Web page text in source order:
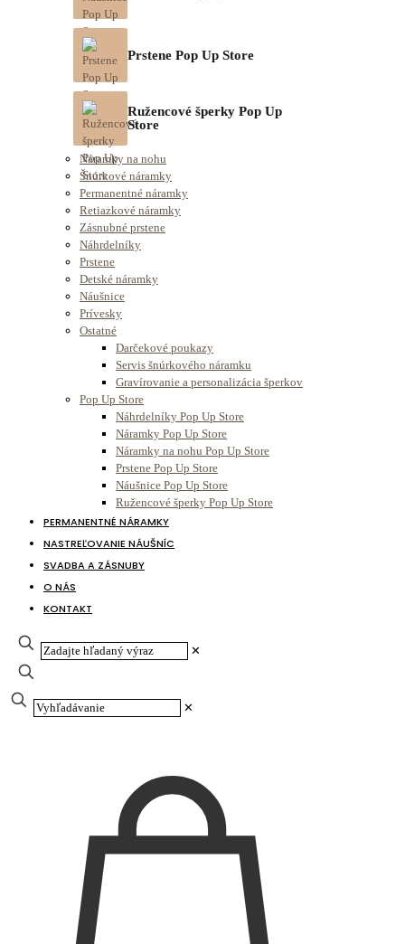
Prstene Pop Up Store
Ružencové šperky Pop Up
Store
Náramky na nohu
Šnúrkové náramky
Permanentné náramky
Retiazkové náramky
Zásnubné prstene
Náhrdelníky
Prstene
Detské náramky
Náušnice
Prívesky
Ostatné
Darčekové poukazy
Servis šnúrkového náramku
Gravírovanie a personalizácia šperkov
Pop Up Store
Náhrdelníky Pop Up Store
Náramky Pop Up Store
Náramky na nohu Pop Up Store
Prstene Pop Up Store
Náušnice Pop Up Store
Ružencové šperky Pop Up Store
PERMANENTNÉ NÁRAMKY
NASTREĽOVANIE NÁUŠNÍC
SVADBA A ZÁSNUBY
O NÁS
KONTAKT
✕
✕